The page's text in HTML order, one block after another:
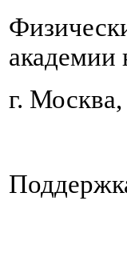
академии
г.